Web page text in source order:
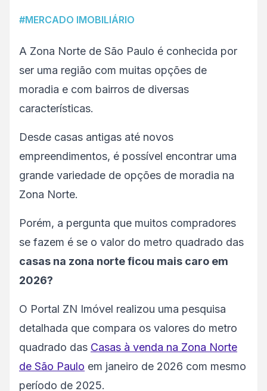
#MERCADO IMOBILIÁRIO
A Zona Norte de São Paulo é conhecida por
ser uma região com muitas opções de
moradia e com bairros de diversas
características.
Desde casas antigas até novos
empreendimentos, é possível encontrar uma
grande variedade de opções de moradia na
Zona Norte.
Porém, a pergunta que muitos compradores
se fazem é se o valor do metro quadrado das
casas na zona norte ficou mais caro em
2026?
O Portal ZN Imóvel realizou uma pesquisa
detalhada que compara os valores do metro
quadrado das Casas à venda na Zona Norte
de São Paulo em janeiro de 2026 com mesmo
período de 2025.